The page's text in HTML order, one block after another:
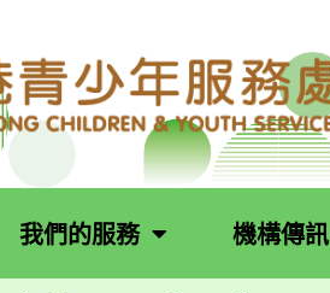
我們的服務 機構傳訊